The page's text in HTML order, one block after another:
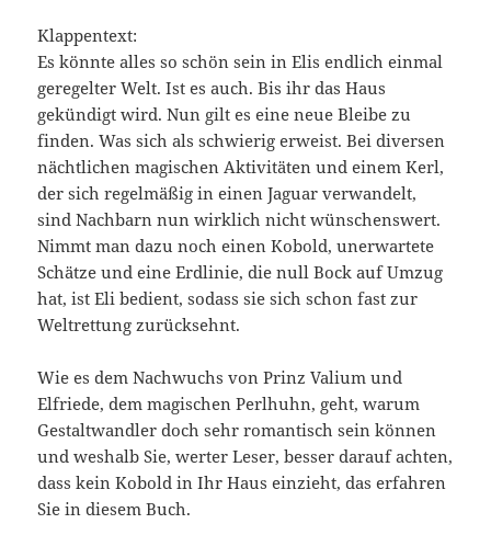
Klappentext:
Es könnte alles so schön sein in Elis endlich einmal
geregelter Welt. Ist es auch. Bis ihr das Haus
gekündigt wird. Nun gilt es eine neue Bleibe zu
finden. Was sich als schwierig erweist. Bei diversen
nächtlichen magischen Aktivitäten und einem Kerl,
der sich regelmäßig in einen Jaguar verwandelt,
sind Nachbarn nun wirklich nicht wünschenswert.
Nimmt man dazu noch einen Kobold, unerwartete
Schätze und eine Erdlinie, die null Bock auf Umzug
hat, ist Eli bedient, sodass sie sich schon fast zur
Weltrettung zurücksehnt.
Wie es dem Nachwuchs von Prinz Valium und
Elfriede, dem magischen Perlhuhn, geht, warum
Gestaltwandler doch sehr romantisch sein können
und weshalb Sie, werter Leser, besser darauf achten,
dass kein Kobold in Ihr Haus einzieht, das erfahren
Sie in diesem Buch.